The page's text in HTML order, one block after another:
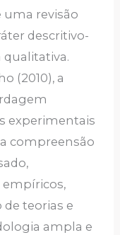
revisão
descritivo-
(2010), a
experimentais
compreensão
de teorias e
ampla e